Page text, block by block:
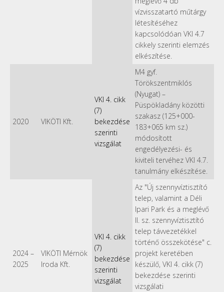
vízvisszatartó műtárgy
létesítéséhez
kapcsolódóan VKI 4.7
cikkely szerinti elemzés
elkészítése.
2020 VIKÖTI Kft.
VKI 4. cikk
(7)
bekezdése
szerinti
vizsgálat
M4 gyf.
Törökszentmiklós
(Nyugat) –
Püspökladány közötti
szakasz (125+000-
183+065 km sz.)
módosított
engedélyezési- és
kiviteli tervéhez VKI 4.7.
tanulmány elkészítése.
2024 –
2025
VIKÖTI Mérnök
Iroda Kft.
VKI 4. cikk
(7)
bekezdése
szerinti
vizsgálat
Az "Új szennyvíztisztító
telep, valamint a Déli
Ipari Park és a meglévő
II. sz. szennyvíztisztító
telep távvezetékkel
történő összekötése" c.
projekt keretében
készülő, VKI 4. cikk (7)
bekezdése szerinti
vizsgálati